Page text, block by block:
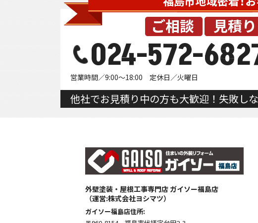
024-572-
営業時間／9:00～18:00 定休日／火曜日
他社でお見積り中の方も大歓迎！失敗し
外壁塗装・屋根工事専門店 ガイソー福島店
（運営:株式会社ヨシマツ）
ガイソー福島店住所: